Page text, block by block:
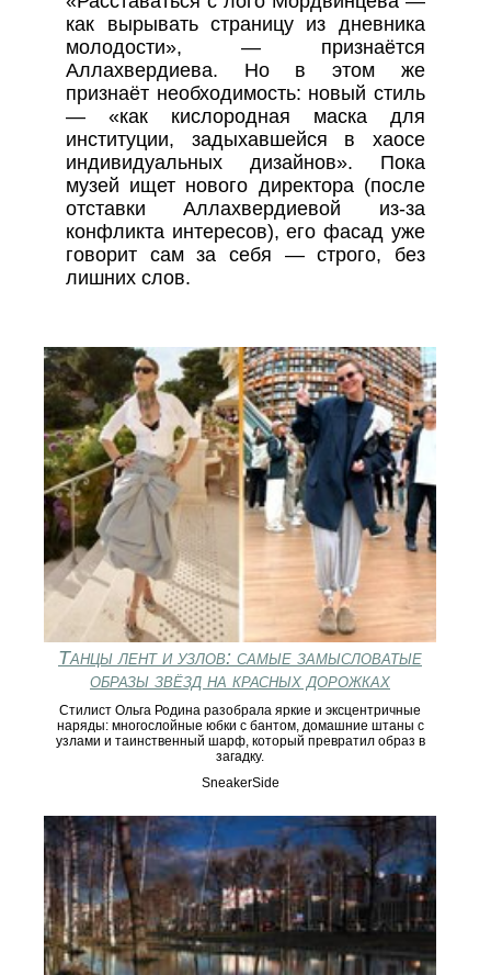
как вырывать страницу из дневника
молодости», — признаётся
Аллахвердиева. Но в этом же
признаёт необходимость: новый стиль
— «как кислородная маска для
институции, задыхавшейся в хаосе
индивидуальных дизайнов». Пока
музей ищет нового директора (после
отставки Аллахвердиевой из-за
конфликта интересов), его фасад уже
говорит сам за себя — строго, без
лишних слов.
Танцы лент и узлов: самые замысловатые
образы звёзд на красных дорожках
Стилист Ольга Родина разобрала яркие и эксцентричные
наряды: многослойные юбки с бантом, домашние штаны с
узлами и таинственный шарф, который превратил образ в
загадку.
SneakerSide